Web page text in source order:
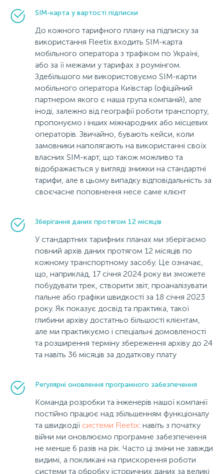
SIM-карта у вартості підписки
До кожного тарифного плану на підписку за
використання Fleetix входить SIM-карта
мобільного оператора з трафіком по Україні,
або за її межами у тарифах з роумінгом.
Здебільшого ми використовуємо SIM-карти
мобільного оператора Київстар (офіційний
партнером якого є наша група компаній), але
іноді, залежно від географії роботи транспорту,
пропонуємо і інших міжнародних або місцевих
операторів. Звичайно, бувають кейси, коли
замовники наполягають на використанні своїх
власних SIM-карт, що також можливо та
відображається у вигляді знижки на стандартні
тарифи, але в цьому випадку відповідальність за
своєчасне поповнення несе саме клієнт
Зберігання даних протягом 12 місяців
У стандартних тарифних планах ми зберігаємо
повний архів даних протягом 12 місяців по
кожному транспортному засобу. Це означає,
що, наприклад, 17 січня 2024 року ви зможете
побудувати трек, створити звіт, проаналізувати
пальне або графіки швидкості за 18 січня 2023
року. Як показує досвід та практика, такої
глибини архіву достатньо більшості клієнтам,
але ми практикуємо і спеціальні домовленості
та розширення терміну збереження архіву до 24
та навіть 36 місяців за додаткову плату
Регулярні оновлення програмного забезпечення
Команда розробки та інженерів нашої компанії
постійно працює над збільшенням функціоналу
та швидкодії системи Fleetix: навіть з початку
війни ми оновлюємо програмне забезпечення
не менше 6 разів на рік. Часто ці зміни не завжди
видимі, а покликані на прискорення роботи
системи та обробку історичних даних за великі